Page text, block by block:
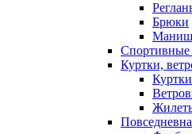
Брюки
Куртки,